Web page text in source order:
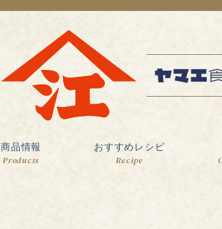
商品情報
Products
おすすめレシピ
Recipe